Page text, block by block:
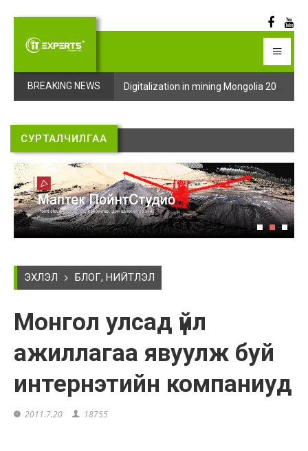
BREAKING NEWS
Digitalization in mining Mongolia 2025 арга хэмжээний бүртгэл эхэллээ Digitalization in mining Mongolia 2025 арга хэмжээний бүртгэл эхэллээ
СУРТАЛЧИЛГАА
ЭХЛЭЛ БЛОГ, НИЙТЛЭЛ
Монгол улсад үйл
ажиллагаа явуулж буй
интернэтийн компаниуд
2011.7.20 18755